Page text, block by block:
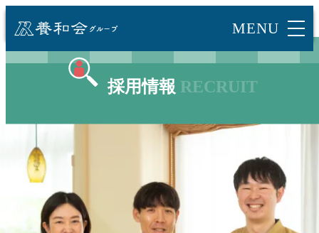
採用情報 RECRUIT